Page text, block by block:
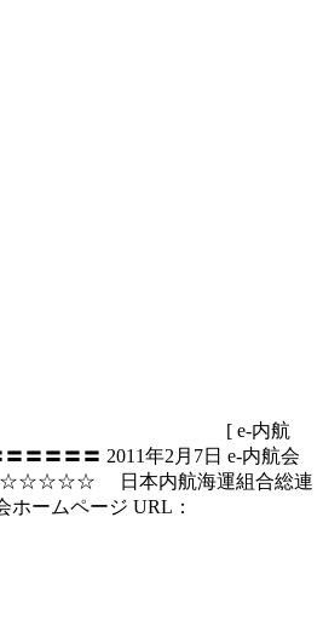
￣￣￣￣￣￣￣￣￣ [ e-内航
〓〓〓〓 2011年2月7日 e-内航会
日本内航海運組合総連
ホームページ URL：